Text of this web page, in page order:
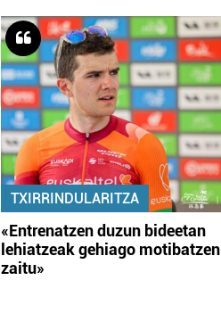
TXIRRINDULARITZA
«Entrenatzen duzun bideetan
lehiatzeak gehiago motibatzen
zaitu»